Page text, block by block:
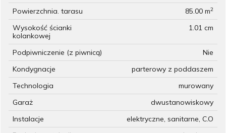
Powierzchnia. tarasu
85.00 m2
Wysokość ścianki
kolankowej
1.01 cm
Podpiwniczenie (z piwnicą)
Nie
Kondygnacje
parterowy z poddaszem
Technologia
murowany
Garaż
dwustanowiskowy
Instalacje
elektryczne, sanitarne, C.O